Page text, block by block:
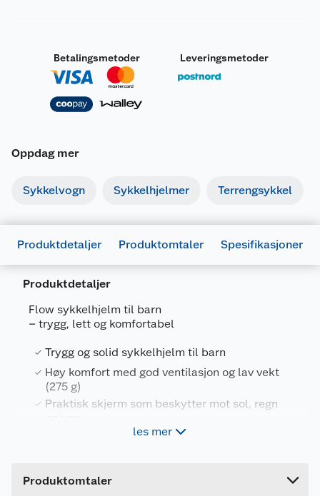
Betalingsmetoder Leveringsmetoder
Oppdag mer
Sykkelvogn Sykkelhjelmer Terrengsykkel
Produktdetaljer Produktomtaler Spesifikasjoner
Produktdetaljer
Flow sykkelhjelm til barn
– trygg, lett og komfortabel
Trygg og solid sykkelhjelm til barn
Høy komfort med god ventilasjon og lav vekt
(275 g)
Praktisk skjerm som beskytter mot sol, regn
Integrert LED-lys bak for økt synlighet i
Flow er en solid og lett barnesykkelhjelm med
les mer
Produktomtaler
Artikkelnummer
Leverandørens artikkelnummer
Størrelse
52-57
Farge